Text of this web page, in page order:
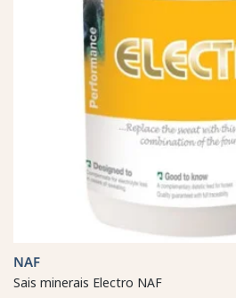
NAF
Sais minerais Electro NAF